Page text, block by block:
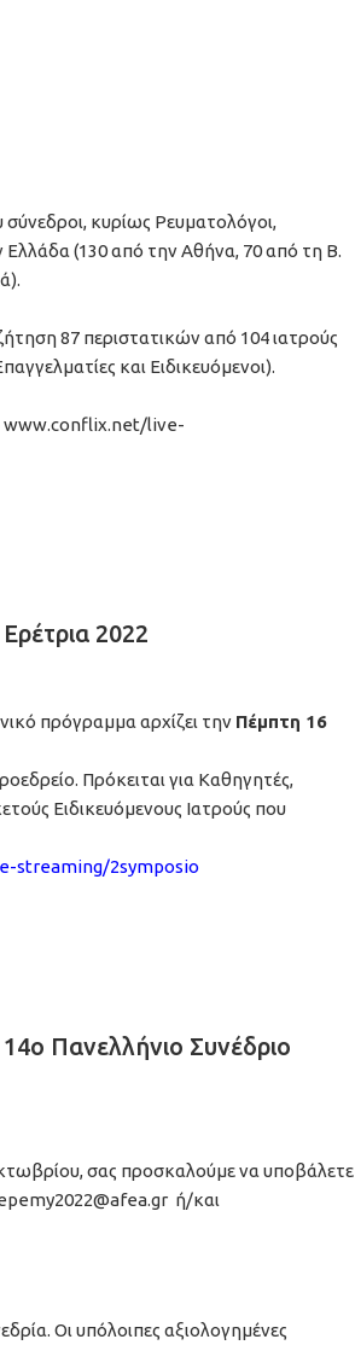
κυρίως Ρευματολόγοι,
(130 από την Αθήνα, 70 από τη Β.
87 περιστατικών από 104 ιατρούς
και Ειδικευόμενοι).
www.conflix.net/live-
2022
πρόγραμμα αρχίζει την Πέμπτη 16
Πρόκειται για Καθηγητές,
Ειδικευόμενους Ιατρούς που
streaming/2symposio
Πανελλήνιο Συνέδριο
σας προσκαλούμε να υποβάλετε
ή/και
Οι υπόλοιπες αξιολογημένες